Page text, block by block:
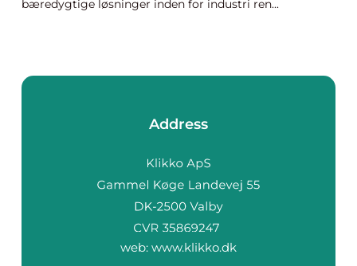
bæredygtige løsninger inden for industri ren...
Address
web: www.klikko.dk